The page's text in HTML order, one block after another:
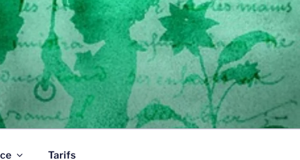
documents.
Tarifs